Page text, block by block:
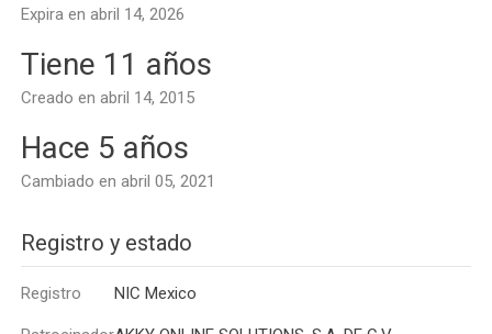
Expira en abril 14, 2026
Tiene 11 años
Creado en abril 14, 2015
Hace 5 años
Cambiado en abril 05, 2021
Registro y estado
Registro NIC Mexico